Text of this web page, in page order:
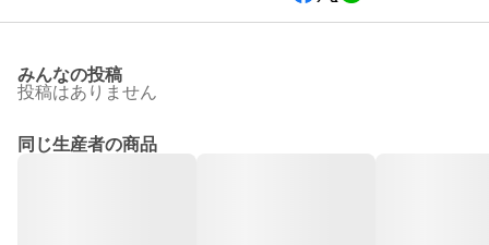
みんなの投稿
投稿はありません
同じ生産者の商品